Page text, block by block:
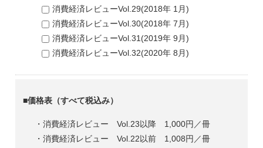
消費経済レビューVol.29(2018年 1月)
消費経済レビューVol.30(2018年 7月)
消費経済レビューVol.31(2019年 9月)
消費経済レビューVol.32(2020年 8月)
■価格表（すべて税込み）
・消費経済レビュー Vol.23以降 1,000円／冊
・消費経済レビュー Vol.22以前 1,008円／冊